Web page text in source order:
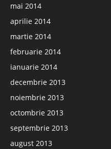
mai 2014
aprilie 2014
martie 2014
februarie 2014
ianuarie 2014
decembrie 2013
noiembrie 2013
octombrie 2013
septembrie 2013
august 2013